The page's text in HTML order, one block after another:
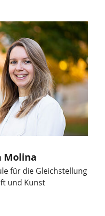
Molina
für die Gleichstellung
und Kunst